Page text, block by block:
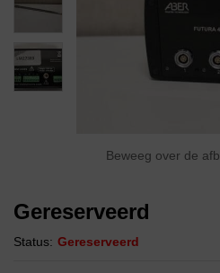
Beweeg over de
Gereserveerd
Status: Gereserveerd